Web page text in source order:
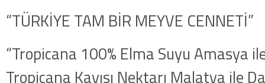
“TÜRKİYE TAM BİR MEYVE CENNETİ”
“Tropicana 100% Elma Suyu Amasya
Tropicana Kayısı Nektarı Malatya ile